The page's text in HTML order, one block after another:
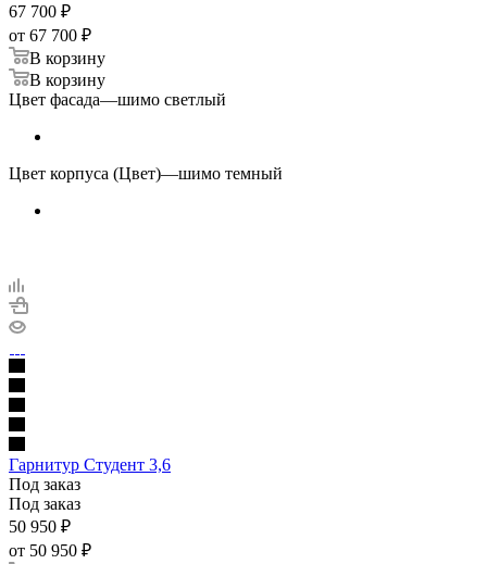
67 700 ₽
от 67 700 ₽
В корзину
В корзину
Цвет фасада—шимо светлый
Цвет корпуса (Цвет)—шимо темный
Гарнитур Студент 3,6
Под заказ
Под заказ
50 950 ₽
от 50 950 ₽